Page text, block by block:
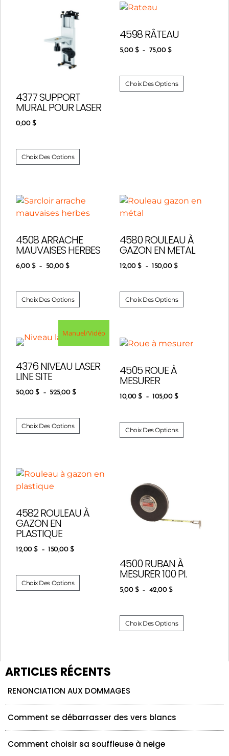
4377 SUPPORT
MURAL POUR LASER
0,00 $
Choix Des Options
4598 RÂTEAU
5,00 $ – 75,00 $
Choix Des Options
4508 ARRACHE
MAUVAISES HERBES
6,00 $ – 50,00 $
Choix Des Options
4580 ROULEAU À
GAZON EN METAL
12,00$ – 150,00 $
Choix Des Options
Manuel/Vidéo
4376 NIVEAU LASER
LINE SITE
50,00$ – 525,00 $
Choix Des Options
4505 ROUE À
MESURER
10,00$ – 105,00 $
Choix Des Options
4582 ROULEAU À
GAZON EN
PLASTIQUE
12,00$ – 150,00 $
Choix Des Options
4500 RUBAN À
MESURER 100 PI.
5,00 $ – 42,00 $
Choix Des Options
ARTICLES RÉCENTS
RENONCIATION AUX DOMMAGES
Comment se débarrasser des vers blancs
Comment choisir sa souffleuse à neige